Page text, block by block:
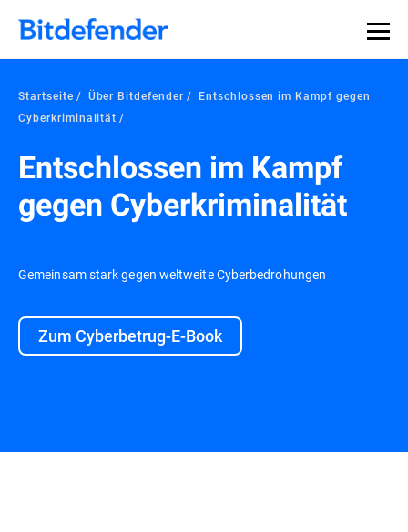
Startseite Über Bitdefender
Entschlossen im Kampf gegen
Cyberkriminalität
Entschlossen im Kampf
gegen Cyberkriminalität
Gemeinsam stark gegen weltweite Cyberbedrohungen
Zum Cyberbetrug-E-Book